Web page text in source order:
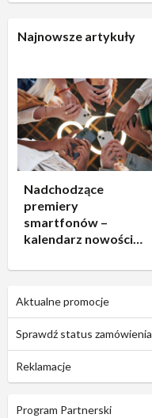
Najnowsze artykuły
Nadchodzące
premiery
smartfonów –
kalendarz nowości
Aktualne promocje
Sprawdź status zamówienia
Reklamacje
Program Partnerski